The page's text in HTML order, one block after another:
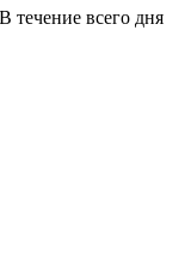
течение всего дня